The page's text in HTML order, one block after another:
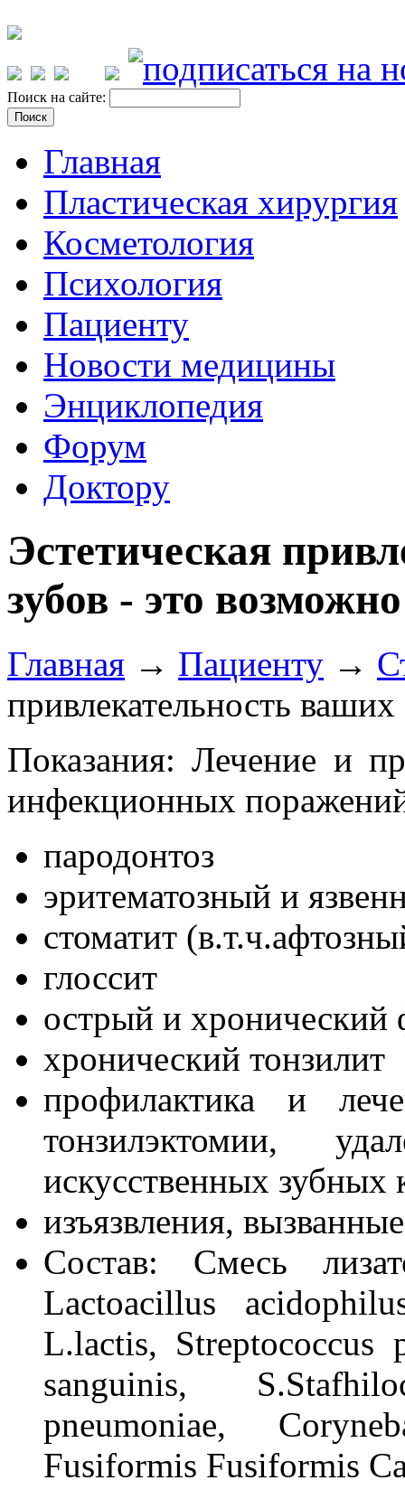
Поиск на сайте:
Главная
Пластическая хирургия
Косметология
Психология
Пациенту
Новости медицины
Энциклопедия
Форум
Доктору
Эстетическая
зубов - это
Главная → Пациенту →
привлекательность
Показания: Лечение и
инфекционных
пародонтоз
эритематозный и
стоматит
глоссит
острый и хронический
хронический тонзилит
профилактика и
тонзилэктомии,
искусственных зубных
изъязвления,
Состав: Смесь
Lactoacillus
L.lactis, Streptococcus
sanguinis,
pneumoniae,
Fusiformis Fusiformis